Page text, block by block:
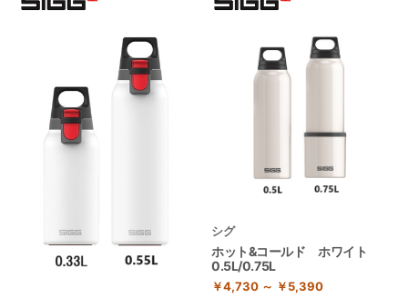
シグ
ホット&コールド ホワイト
0.5L/0.75L
￥4,730 ～ ￥5,390